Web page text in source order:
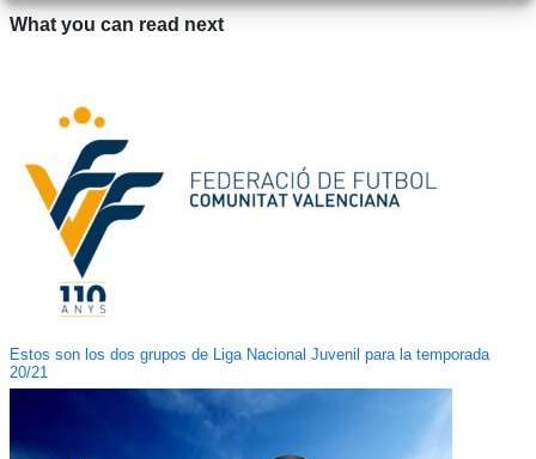
What you can read next
Estos son los dos grupos de Liga Nacional Juvenil para la temporada
20/21